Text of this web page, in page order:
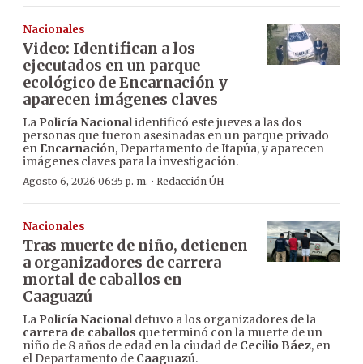
Nacionales
Video: Identifican a los
ejecutados en un parque
ecológico de Encarnación y
aparecen imágenes claves
La Policía Nacionalidentificó este jueves a las dos
personas que fueron asesinadas en un parque privado
en Encarnación, Departamento de Itapúa, y aparecen
imágenes claves para la investigación.
Agosto 6, 2026 06:35 p. m. · Redacción ÚH
Nacionales
Tras muerte de niño, detienen
a organizadores de carrera
mortal de caballos en
Caaguazú
La Policía Nacionaldetuvo a los organizadores de la
carrera de caballos que terminó con la muerte de un
niño de 8 años de edad en la ciudad de Cecilio Báez, en
el Departamento de Caaguazú.